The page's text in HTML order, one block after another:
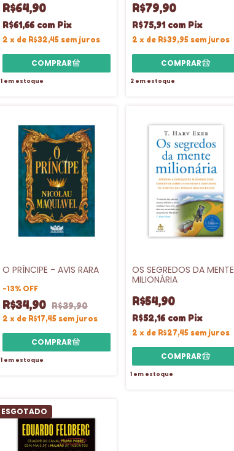
R$64,90
R$61,66 com Pix
2 x de R$32,45 sem juros
1em estoque
R$79,90
R$75,91 com Pix
2 x de R$39,95 sem juros
2em estoque
O PRÍNCIPE - AVIS RARA
-13% OFF
R$34,90 R$39,90
2 x de R$17,45 sem juros
1 em estoque
OS SEGREDOS DA MENTE
MILIONÁRIA
R$54,90
R$52,16 com Pix
2 x de R$27,45 sem juros
1 em estoque
ESGOTADO